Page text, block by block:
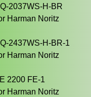
2037WS-H-BR
Harman Noritz
2437WS-H-BR-1
Harman Noritz
2200 FE-1
Harman Noritz